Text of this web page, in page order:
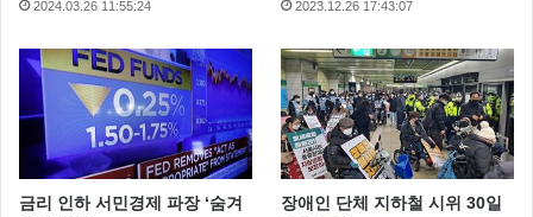
2024.03.26 11:55:24 2023.12.26 17:43:07
금리 인하 서민경제 파장 ‘숨겨
장애인 단체 지하철 시위 30일